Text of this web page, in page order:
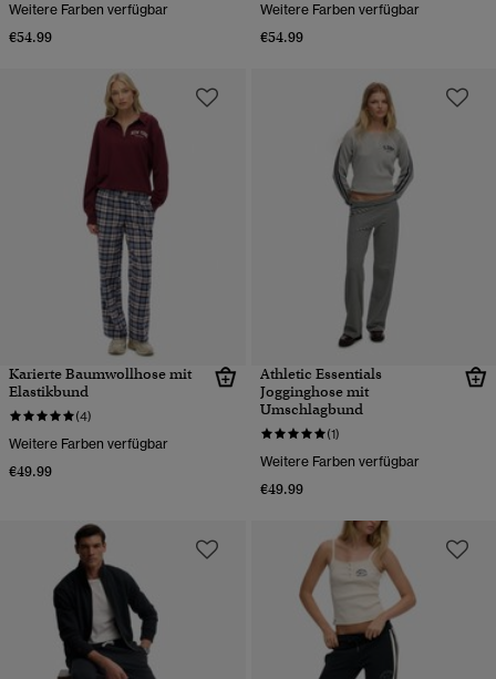
Weitere Farben verfügbar
€54.99
Weitere Farben verfügbar
€54.99
Karierte Baumwollhose mit
Elastikbund
(4)
Weitere Farben verfügbar
€49.99
Athletic Essentials
Jogginghose mit
Umschlagbund
(1)
Weitere Farben verfügbar
€49.99